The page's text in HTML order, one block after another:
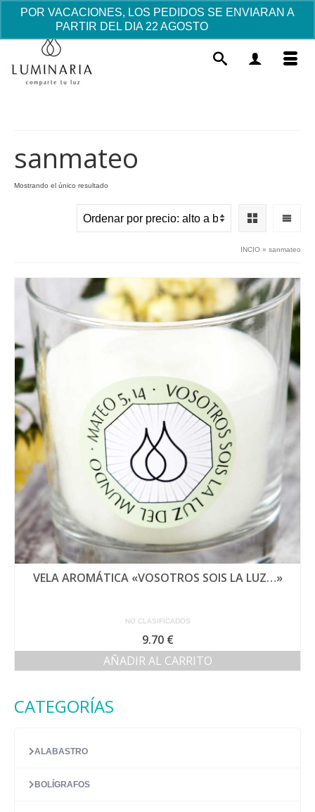
POR VACACIONES, LOS PEDIDOS SE ENVIARAN A
PARTIR DEL DIA 22 AGOSTO
sanmateo
Mostrando el único resultado
INCIO » sanmateo
VELA AROMÁTICA «VOSOTROS SOIS LA LUZ…»
NO CLASIFICADOS
9.70 €
AÑADIR AL CARRITO
CATEGORÍAS
ALABASTRO
BOLÍGRAFOS
Cruz Murano Y Plata mediana -
Azul
+ AÑADIR